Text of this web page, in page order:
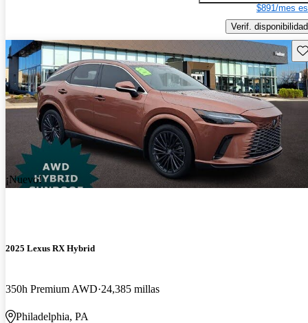
$891/mes
Verif. disponibilidad
¡Nuevo!
2025 Lexus RX Hybrid
350h Premium AWD 24,385 millas
Philadelphia, PA